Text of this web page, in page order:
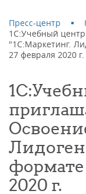
Пресс-центр
1С:Учебный
"1С:Маркетинг.
27 февраля 2020 г.
формате
2020 г.